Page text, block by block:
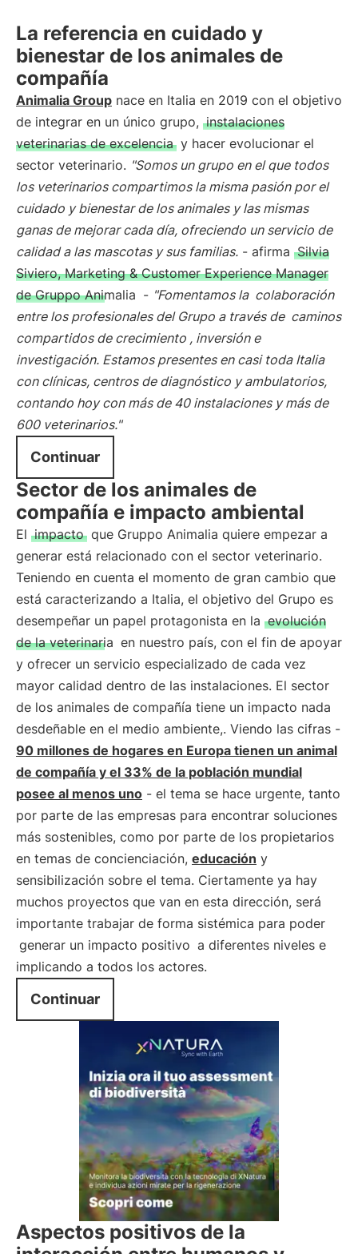
La referencia en cuidado y
bienestar de los animales de
compañía
Animalia Group nace en Italia en 2019 con el objetivo
de integrar en un único grupo, instalaciones
veterinarias de excelencia y hacer evolucionar el
sector veterinario. "Somos un grupo en el que todos
los veterinarios compartimos la misma pasión por el
cuidado y bienestar de los animales y las mismas
ganas de mejorar cada día, ofreciendo un servicio de
calidad a las mascotas y sus familias. - afirma Silvia
Siviero, Marketing & Customer Experience Manager
de Gruppo Animalia - "Fomentamos la colaboración
entre los profesionales del Grupo a través de caminos
compartidos de crecimiento , inversión e
investigación. Estamos presentes en casi toda Italia
con clínicas, centros de diagnóstico y ambulatorios,
contando hoy con más de 40 instalaciones y más de
600 veterinarios."
Continuar
Sector de los animales de
compañía e impacto ambiental
El impacto que Gruppo Animalia quiere empezar a
generar está relacionado con el sector veterinario.
Teniendo en cuenta el momento de gran cambio que
está caracterizando a Italia, el objetivo del Grupo es
desempeñar un papel protagonista en la evolución
de la veterinaria en nuestro país, con el fin de apoyar
y ofrecer un servicio especializado de cada vez
mayor calidad dentro de las instalaciones. El sector
de los animales de compañía tiene un impacto nada
desdeñable en el medio ambiente,. Viendo las cifras -
90 millones de hogares en Europa tienen un animal
de compañía y el 33% de la población mundial
posee al menos uno - el tema se hace urgente, tanto
por parte de las empresas para encontrar soluciones
más sostenibles, como por parte de los propietarios
en temas de concienciación, educación y
sensibilización sobre el tema. Ciertamente ya hay
muchos proyectos que van en esta dirección, será
importante trabajar de forma sistémica para poder
generar un impacto positivo a diferentes niveles e
implicando a todos los actores.
Continuar
Aspectos positivos de la